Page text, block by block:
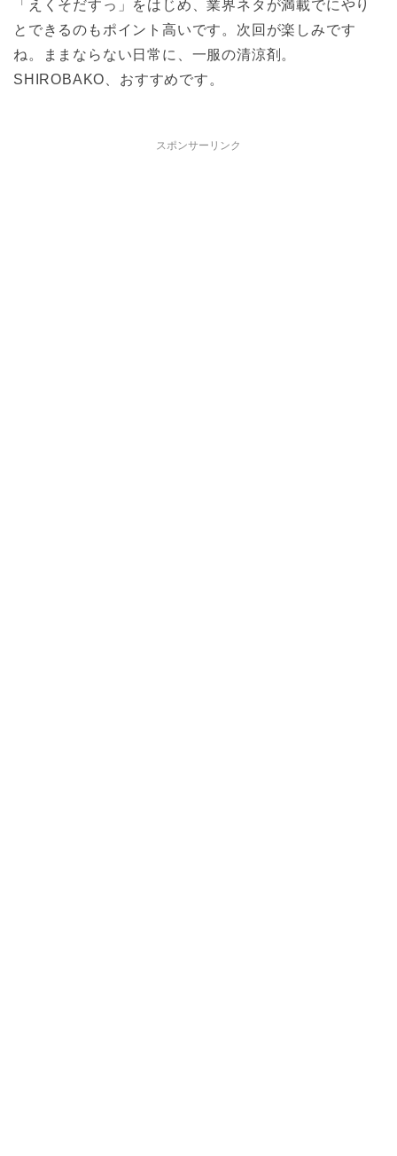
「えくそだすっ」をはじめ、業界ネタが満載でにやり
とできるのもポイント高いです。次回が楽しみです
ね。ままならない日常に、一服の清涼剤。
SHIROBAKO、おすすめです。
スポンサーリンク